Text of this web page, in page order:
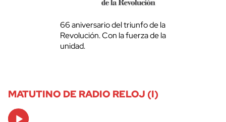
66 aniversario del triunfo de la
Revolución. Con la fuerza de la
unidad.
MATUTINO DE RADIO RELOJ (I)
Audio